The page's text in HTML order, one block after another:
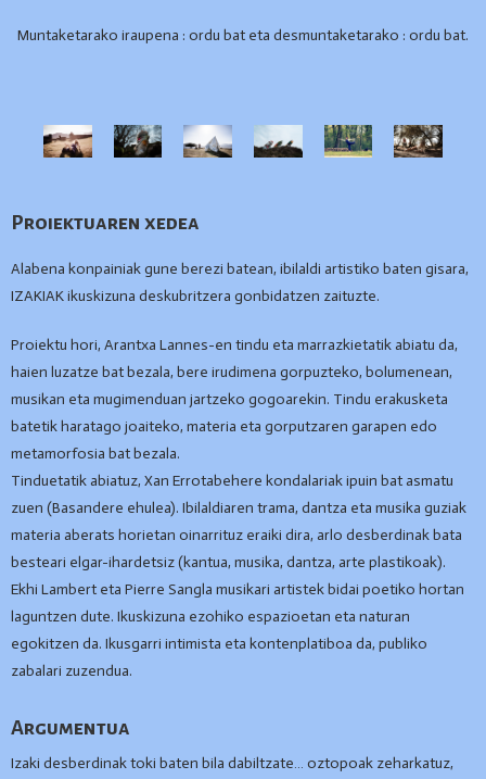
Muntaketarako iraupena : ordu bat eta desmuntaketarako : ordu bat.
Proiektuaren xedea
Alabena konpainiak gune berezi batean, ibilaldi artistiko baten gisara,
IZAKIAK ikuskizuna deskubritzera gonbidatzen zaituzte.
Proiektu hori, Arantxa Lannes-en tindu eta marrazkietatik abiatu da,
haien luzatze bat bezala, bere irudimena gorpuzteko, bolumenean,
musikan eta mugimenduan jartzeko gogoarekin. Tindu erakusketa
batetik haratago joaiteko, materia eta gorputzaren garapen edo
metamorfosia bat bezala.
Tinduetatik abiatuz, Xan Errotabehere kondalariak ipuin bat asmatu
zuen (Basandere ehulea). Ibilaldiaren trama, dantza eta musika guziak
materia aberats horietan oinarrituz eraiki dira, arlo desberdinak bata
besteari elgar-ihardetsiz (kantua, musika, dantza, arte plastikoak).
Ekhi Lambert eta Pierre Sangla musikari artistek bidai poetiko hortan
laguntzen dute. Ikuskizuna ezohiko espazioetan eta naturan
egokitzen da. Ikusgarri intimista eta kontenplatiboa da, publiko
zabalari zuzendua.
Argumentua
Izaki desberdinak toki baten bila dabiltzate… oztopoak zeharkatuz,